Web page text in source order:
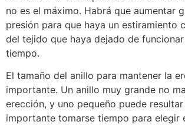
no es el máximo. Habrá que aumentar
presión para que haya un estiramiento
del tejido que haya dejado de
tiempo.
El tamaño del anillo para mantener la
importante. Un anillo muy grande no
erección, y uno pequeño puede
importante tomarse tiempo para elegir